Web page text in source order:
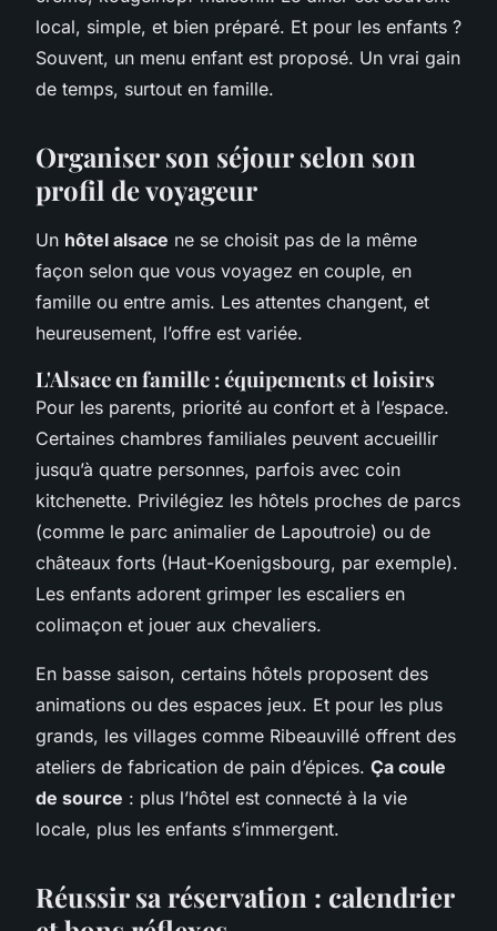
local, simple, et bien préparé. Et pour les enfants ?
Souvent, un menu enfant est proposé. Un vrai gain
de temps, surtout en famille.
Organiser son séjour selon son
profil de voyageur
Un hôtel alsace ne se choisit pas de la même
façon selon que vous voyagez en couple, en
famille ou entre amis. Les attentes changent, et
heureusement, l’offre est variée.
L'Alsace en famille : équipements et loisirs
Pour les parents, priorité au confort et à l’espace.
Certaines chambres familiales peuvent accueillir
jusqu’à quatre personnes, parfois avec coin
kitchenette. Privilégiez les hôtels proches de parcs
(comme le parc animalier de Lapoutroie) ou de
châteaux forts (Haut-Koenigsbourg, par exemple).
Les enfants adorent grimper les escaliers en
colimaçon et jouer aux chevaliers.
En basse saison, certains hôtels proposent des
animations ou des espaces jeux. Et pour les plus
grands, les villages comme Ribeauvillé offrent des
ateliers de fabrication de pain d’épices. Ça coule
de source : plus l’hôtel est connecté à la vie
locale, plus les enfants s’immergent.
Réussir sa réservation : calendrier